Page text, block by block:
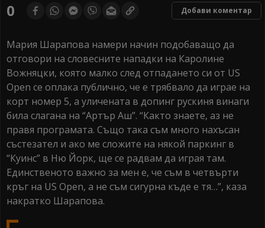
0 Добави коментар
Мария Шарапова намери начин подобаващо да
отговори на словесните нападки на Каролине
Вожняцки, която малко след отпадането си от US
Open се оплака публично, че е трябвало да играе на
корт номер 5, а уличената в допинг рускиня винаги
била слагана на “Артър Аш”. “Както знаете, аз не
правя програмата. Също така съм много нахъсан
състезател и ако ме сложите на някой паркинг в
“Куинс” в Ню Йорк, ще се радвам да играя там.
Единственото важно за мен е, че съм в четвърти
кръг на US Open, а не съм сигурна къде е тя…”, каза
накратко Шарапова.